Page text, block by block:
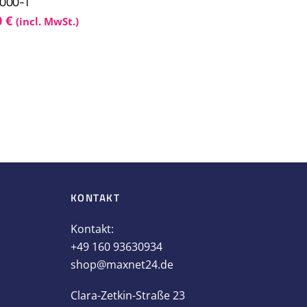
€ (incl. MwSt.)
KONTAKT
Kontakt:
+49 160 93630934
shop@maxnet24.de
Clara-Zetkin-Straße 23